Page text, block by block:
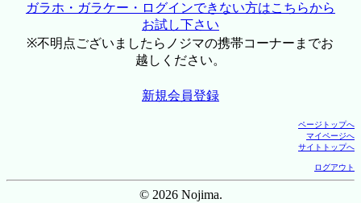
ガラホ・ガラケー・ログインできない方はこちらから
お試し下さい
※不明点ございましたらノジマの携帯コーナーまでお
越しください。
新規会員登録
ページトップへ
マイページへ
サイトトップへ
ログアウト
© 2026 Nojima.